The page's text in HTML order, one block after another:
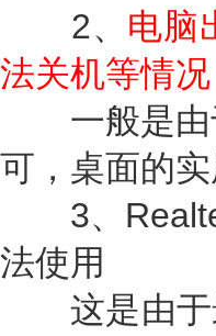
2、 电脑
法关机等情况
一般是由
可，桌面的
3、
法使用
这是由于